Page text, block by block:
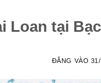
Loan tại
ĐĂNG VÀO